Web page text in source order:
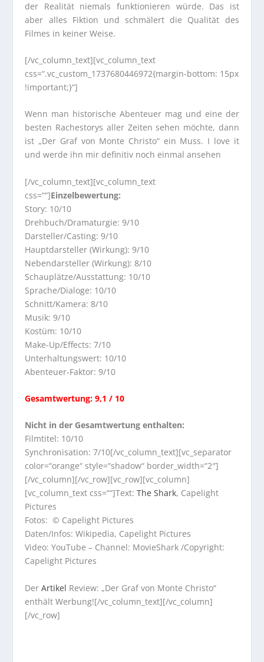
der Realität niemals funktionieren würde. Das ist
aber alles Fiktion und schmälert die Qualität des
Filmes in keiner Weise.
[/vc_column_text][vc_column_text
css=“.vc_custom_1737680446972{margin-bottom: 15px
!important;}“]
Wenn man historische Abenteuer mag und eine der
besten Rachestorys aller Zeiten sehen möchte, dann
ist „Der Graf von Monte Christo“ ein Muss. I love it
und werde ihn mir definitiv noch einmal ansehen
[/vc_column_text][vc_column_text
css=““]Einzelbewertung:
Story: 10/10
Drehbuch/Dramaturgie: 9/10
Darsteller/Casting: 9/10
Hauptdarsteller (Wirkung): 9/10
Nebendarsteller (Wirkung): 8/10
Schauplätze/Ausstattung: 10/10
Sprache/Dialoge: 10/10
Schnitt/Kamera: 8/10
Musik: 9/10
Kostüm: 10/10
Make-Up/Effects: 7/10
Unterhaltungswert: 10/10
Abenteuer-Faktor: 9/10
Gesamtwertung: 9,1 / 10
Nicht in der Gesamtwertung enthalten:
Filmtitel: 10/10
Synchronisation: 7/10[/vc_column_text][vc_separator
color=“orange“ style=“shadow“ border_width=“2″]
[/vc_column][/vc_row][vc_row][vc_column]
[vc_column_text css=““]Text:The Shark, Capelight
Pictures
Fotos: © Capelight Pictures
Daten/Infos: Wikipedia, Capelight Pictures
Video: YouTube – Channel: MovieShark /Copyright:
Capelight Pictures
DerArtikel Review: „Der Graf von Monte Christo“
enthält Werbung![/vc_column_text][/vc_column]
[/vc_row]